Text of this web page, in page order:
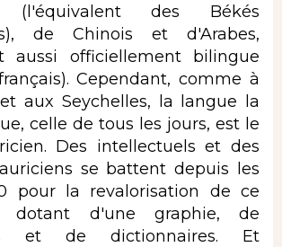
(l'équivalent des Békés
de Chinois et d'Arabes,
aussi officiellement bilingue
Cependant, comme à
aux Seychelles, la langue la
celle de tous les jours, est le
Des intellectuels et des
se battent depuis les
pour la revalorisation de ce
dotant d'une graphie, de
et de dictionnaires. Et